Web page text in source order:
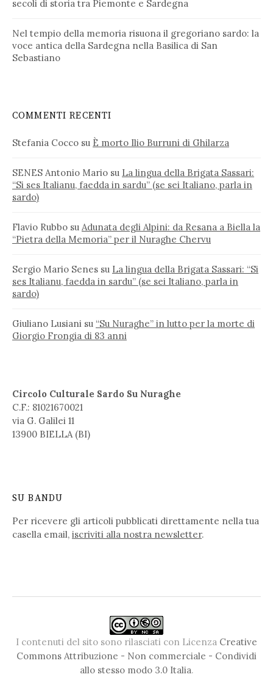
secoli di storia tra Piemonte e Sardegna
Nel tempio della memoria risuona il gregoriano sardo: la
voce antica della Sardegna nella Basilica di San
Sebastiano
COMMENTI RECENTI
Stefania Cocco su È morto Ilio Burruni di Ghilarza
SENES Antonio Mario su La lingua della Brigata Sassari:
“Si ses Italianu, faedda in sardu” (se sei Italiano, parla in
sardo)
Flavio Rubbo su Adunata degli Alpini: da Resana a Biella la
“Pietra della Memoria” per il Nuraghe Chervu
Sergio Mario Senes su La lingua della Brigata Sassari: “Si
ses Italianu, faedda in sardu” (se sei Italiano, parla in
sardo)
Giuliano Lusiani su “Su Nuraghe” in lutto per la morte di
Giorgio Frongia di 83 anni
Circolo Culturale Sardo Su Nuraghe
C.F.: 81021670021
via G. Galilei 11
13900 BIELLA (BI)
SU BANDU
Per ricevere gli articoli pubblicati direttamente nella tua
casella email, iscriviti alla nostra newsletter.
I contenuti del sito sono rilasciati con Licenza Creative
Commons Attribuzione - Non commerciale - Condividi
allo stesso modo 3.0 Italia.